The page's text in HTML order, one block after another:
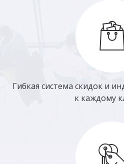
Гибкая система скидок и
к каждому